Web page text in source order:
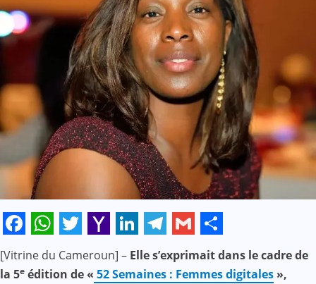
Facebook
WhatsApp
Twitter
Yahoo
Mail
LinkedIn
Telegram
Gmail
Share
[Vitrine du Cameroun] – Elle s’exprimait dans le cadre de
la 5e édition de « 52 Semaines : Femmes digitales »,